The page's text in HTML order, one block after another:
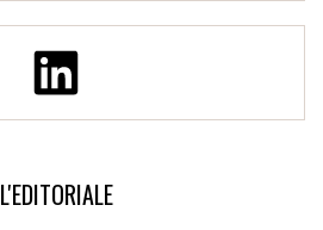
L'EDITORIALE